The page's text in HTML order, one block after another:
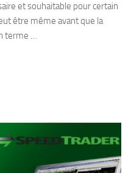
et souhaitable pour certain
être même avant que la
terme …